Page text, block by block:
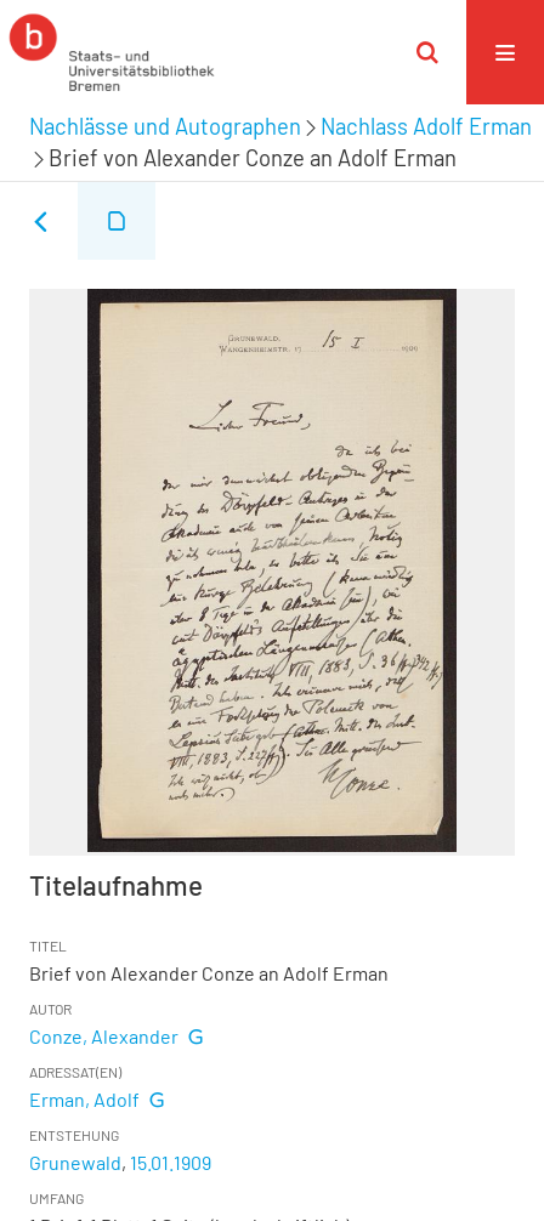
Nachlässe und Autographen
Nachlass Adolf Erman
Brief von Alexander Conze an Adolf Erman
Titelaufnahme
TITEL
Brief von Alexander Conze an Adolf Erman
AUTOR
Conze, Alexander
ADRESSAT(EN)
Erman, Adolf
ENTSTEHUNG
Grunewald, 15.01.1909
UMFANG